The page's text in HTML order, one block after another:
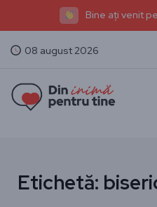
Bine ați venit
08 august 2026
Etichetă: